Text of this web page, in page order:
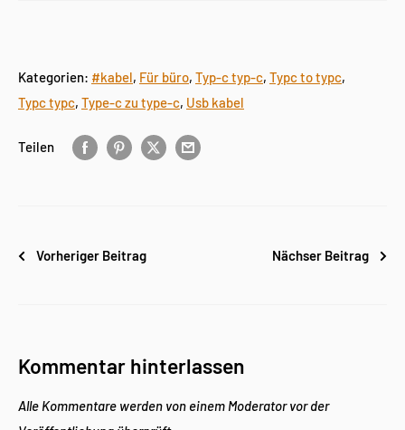
Kategorien: #kabel, Für büro, Typ-c typ-c, Typc to typc,
Typc typc, Type-c zu type-c, Usb kabel
Teilen
Vorheriger Beitrag Nächser Beitrag
Kommentar hinterlassen
Alle Kommentare werden von einem Moderator vor der